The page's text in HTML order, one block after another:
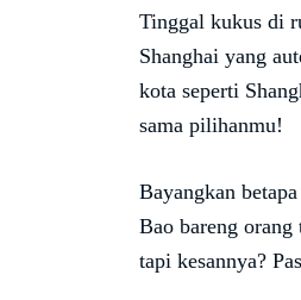
Tinggal kukus di
Shanghai yang
kota seperti
sama pilihanmu!
Bayangkan
Bao bareng
tapi kesannya?